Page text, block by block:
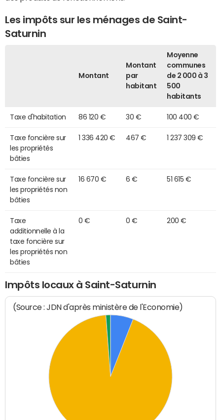
Les impôts sur les ménages de Saint-
Saturnin
Montant
Montant
par
habitant
Moyenne
communes
de 2 000 à 3
500
habitants
Taxe d'habitation 86 120 € 30 € 100 400 €
Taxe foncière sur
les propriétés
bâties
1 336 420 € 467 € 1 237 309 €
Taxe foncière sur
les propriétés non
bâties
16 670 € 6 € 51 615 €
Taxe
additionnelle à la
taxe foncière sur
les propriétés non
bâties
0 € 0 € 200 €
Impôts locaux à Saint-Saturnin
(Source : JDN d'après ministère de l'Economie)